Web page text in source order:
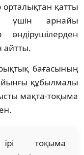
қатты
үшін арнайы
айтты.
бағасының
құбылмалы
мақта-тоқыма
тоқыма